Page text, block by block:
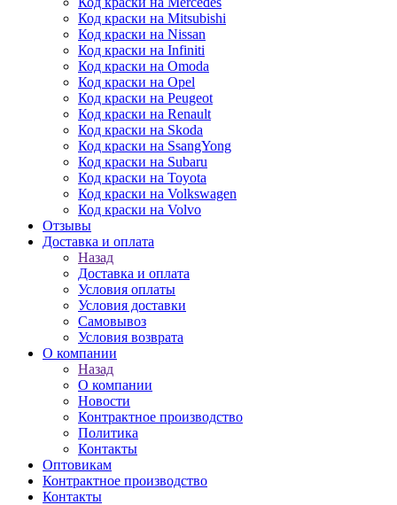
Код краски на Mitsubishi
Код краски на Nissan
Код краски на Infiniti
Код краски на Omoda
Код краски на Opel
Код краски на Peugeot
Код краски на Renault
Код краски на Skoda
Код краски на SsangYong
Код краски на Subaru
Код краски на Toyota
Код краски на Volkswagen
Код краски на Volvo
Отзывы
Доставка и оплата
Назад
Доставка и оплата
Условия оплаты
Условия доставки
Самовывоз
Условия возврата
О компании
Назад
О компании
Новости
Контрактное производство
Политика
Контакты
Оптовикам
Контрактное производство
Контакты